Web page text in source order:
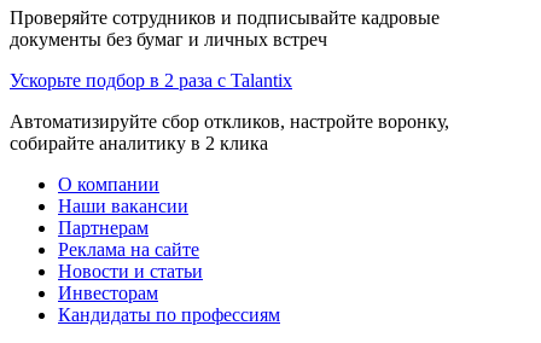
Проверяйте сотрудников и подписывайте кадровые
документы без бумаг и личных встреч
Ускорьте подбор в 2 раза с Talantix
Автоматизируйте сбор откликов, настройте воронку,
собирайте аналитику в 2 клика
О компании
Наши вакансии
Партнерам
Реклама на сайте
Новости и статьи
Инвесторам
Кандидаты по профессиям